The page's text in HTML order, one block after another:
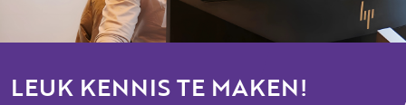
LEUK KENNIS TE MAKEN!